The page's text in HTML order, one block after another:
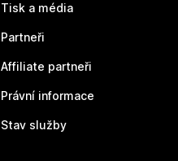
Tisk a média
Partneři
Affiliate partneři
Právní informace
Stav služby